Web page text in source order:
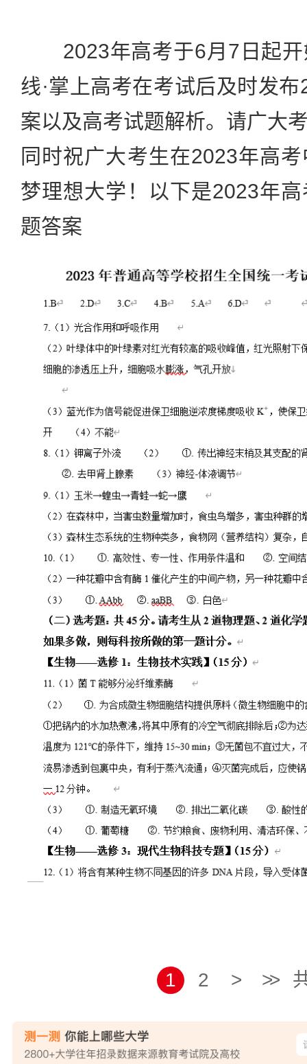
2023年高考于6月7日起开
线·掌上高考在考试后及时发
案以及高考试题解析。请广大
同时祝广大考生在2023年高
梦理想大学！以下是2023年
题答案
1 2 > >>